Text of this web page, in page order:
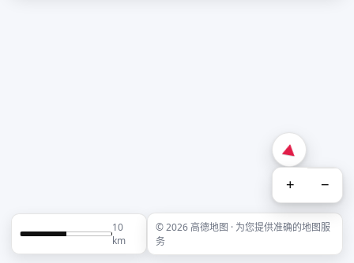
+ −
10
km
© 2026 高德地图 · 为您提供准确的地图服
务